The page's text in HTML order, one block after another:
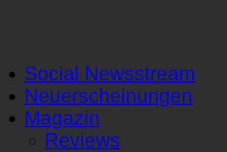
Social Newsstream
Neuerscheinungen
Magazin
Reviews